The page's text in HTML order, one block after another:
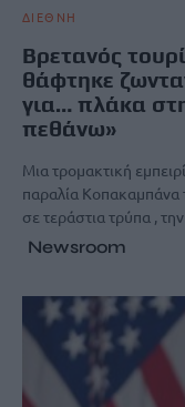
ΔΙΕΘΝΗ
Βρετανός
θάφτηκε
για… πλάκα
πεθάνω»
Μια τρομακτική
παραλία Κοπακαμπάνα
σε τεράστια τρύπα ,
Newsroom